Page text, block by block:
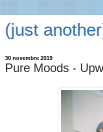
(just
30 novembre 2019
Pure Moods -